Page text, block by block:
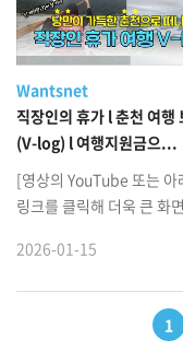
Wantsnet
직장인의 휴가 l 춘천 여행
(V-log) l 여행지원금으...
[영상의 YouTube 또는 아
링크를 클릭해 더욱 큰 화면
2026-01-15
1